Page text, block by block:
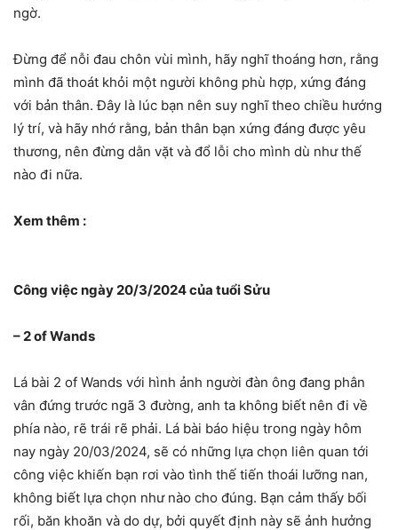
ngờ.
Đừng để nỗi đau chôn vùi mình, hãy nghĩ thoáng hơn, rằng
mình đã thoát khỏi một người không phù hợp, xứng đáng
với bản thân. Đây là lúc bạn nên suy nghĩ theo chiều hướng
lý trí, và hãy nhớ rằng, bản thân bạn xứng đáng được yêu
thương, nên đừng dằn vặt và đổ lỗi cho mình dù như thế
nào đi nữa.
Xem thêm :
Công việc ngày 20/3/2024 của tuổi Sửu
– 2 of Wands
Lá bài 2 of Wands với hình ảnh người đàn ông đang phân
vân đứng trước ngã 3 đường, anh ta không biết nên đi về
phía nào, rẽ trái rẽ phải. Lá bài báo hiệu trong ngày hôm
nay ngày 20/03/2024, sẽ có những lựa chọn liên quan tới
công việc khiến bạn rơi vào tình thế tiến thoái lưỡng nan,
không biết lựa chọn như nào cho đúng. Bạn cảm thấy bối
rối, băn khoăn và do dự, bởi quyết định này sẽ ảnh hưởng